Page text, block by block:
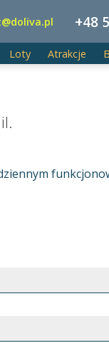
+48
Loty Atrakcje